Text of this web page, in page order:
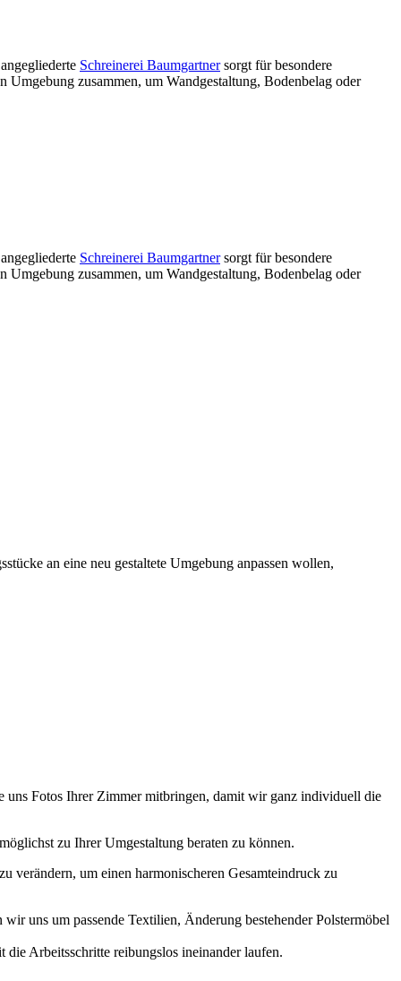
Schreinerei Baumgartnersorgt für besondere
zusammen, um Wandgestaltung, Bodenbelag oder
Schreinerei Baumgartnersorgt für besondere
zusammen, um Wandgestaltung, Bodenbelag oder
an eine neu gestaltete Umgebung anpassen wollen,
uns Fotos Ihrer Zimmer mitbringen, damit wir ganz individuell die
zu Ihrer Umgestaltung beraten zu können.
verändern, um einen harmonischeren Gesamteindruck zu
uns um passende Textilien, Änderung bestehender Polstermöbel
Arbeitsschritte reibungslos ineinander laufen.